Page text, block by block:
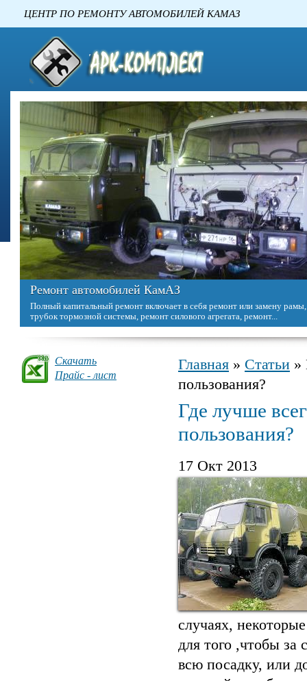
ЦЕНТР ПО РЕМОНТУ
Ремонт автомобилей КамАЗ
Полный капитальный ремонт включает в себя ремонт или замену
трубок тормозной системы, ремонт силового агрегата, ремонт...
Скачать
Прайс - лист
Вы здесь
Главная » Статьи »
пользования?
Где лучше
пользования?
17 Окт 2013
случаях,
для того ,чтобы
всю посадку, или